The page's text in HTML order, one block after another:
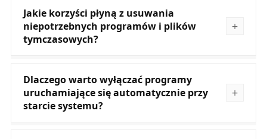
Jakie korzyści płyną z usuwania
niepotrzebnych programów i plików
tymczasowych?
Dlaczego warto wyłączać programy
uruchamiające się automatycznie przy
starcie systemu?